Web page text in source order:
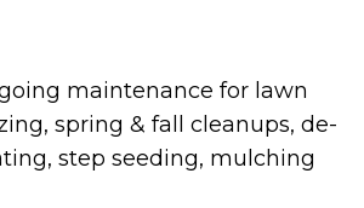
maintenance for lawn
spring & fall cleanups, de-
step seeding, mulching